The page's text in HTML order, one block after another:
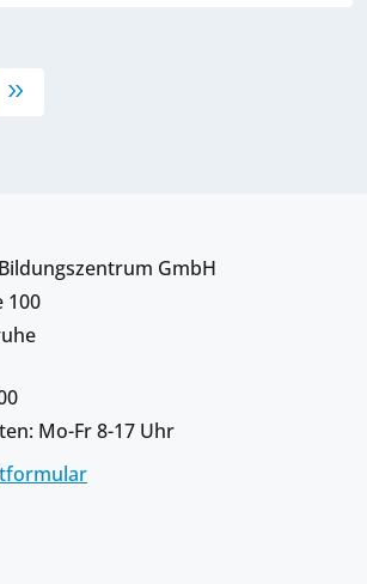
GmbH
100
Mo-Fr 8-17 Uhr